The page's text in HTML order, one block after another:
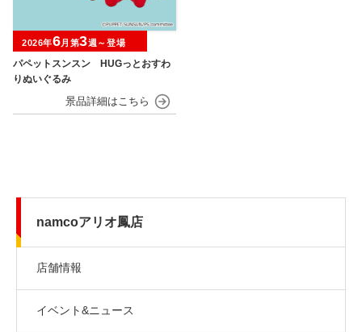
パペットスンスン HUGっとおすわ
りぬいぐるみ
2026年6月第3週～登場
namcoアリオ鳳店
店舗情報
イベント&ニュース